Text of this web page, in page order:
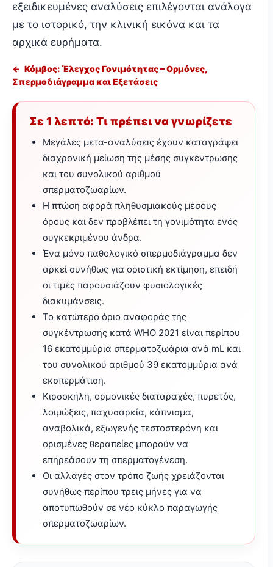
εξειδικευμένες αναλύσεις επιλέγονται ανάλογα
με το ιστορικό, την κλινική εικόνα και τα
αρχικά ευρήματα.
← Κόμβος: Έλεγχος Γονιμότητας – Ορμόνες,
Σπερμοδιάγραμμα και Εξετάσεις
Σε 1 λεπτό: Τι πρέπει να γνωρίζετε
Μεγάλες μετα-αναλύσεις έχουν καταγράψει
διαχρονική μείωση της μέσης συγκέντρωσης
και του συνολικού αριθμού
σπερματοζωαρίων.
Η πτώση αφορά πληθυσμιακούς μέσους
όρους και δεν προβλέπει τη γονιμότητα ενός
συγκεκριμένου άνδρα.
Ένα μόνο παθολογικό σπερμοδιάγραμμα δεν
αρκεί συνήθως για οριστική εκτίμηση, επειδή
οι τιμές παρουσιάζουν φυσιολογικές
διακυμάνσεις.
Το κατώτερο όριο αναφοράς της
συγκέντρωσης κατά WHO 2021 είναι περίπου
16 εκατομμύρια σπερματοζωάρια ανά mL και
του συνολικού αριθμού 39 εκατομμύρια ανά
εκσπερμάτιση.
Κιρσοκήλη, ορμονικές διαταραχές, πυρετός,
λοιμώξεις, παχυσαρκία, κάπνισμα,
αναβολικά, εξωγενής τεστοστερόνη και
ορισμένες θεραπείες μπορούν να
επηρεάσουν τη σπερματογένεση.
Οι αλλαγές στον τρόπο ζωής χρειάζονται
συνήθως περίπου τρεις μήνες για να
αποτυπωθούν σε νέο κύκλο παραγωγής
σπερματοζωαρίων.